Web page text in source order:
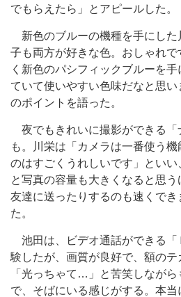
でもらえたら」とアピールした。
新色のブルーの機種を手にした
子も両方が好きな色。おしゃれ
く新色のパシフィックブルーを
ていて使いやすい色味だなと思い
のポイントを語った。
夜でもきれいに撮影ができる「
も。川栄は「カメラは一番使う
のはすごくうれしいです」とい
と写真の容量も大きくなると思う
友達に送ったりするのも速くで
た。
池田は、ビデオ通話ができる「
験したが、画質が良好で、額のテ
「光っちゃて…」と苦笑しなが
で、そばにいる感じがする。本